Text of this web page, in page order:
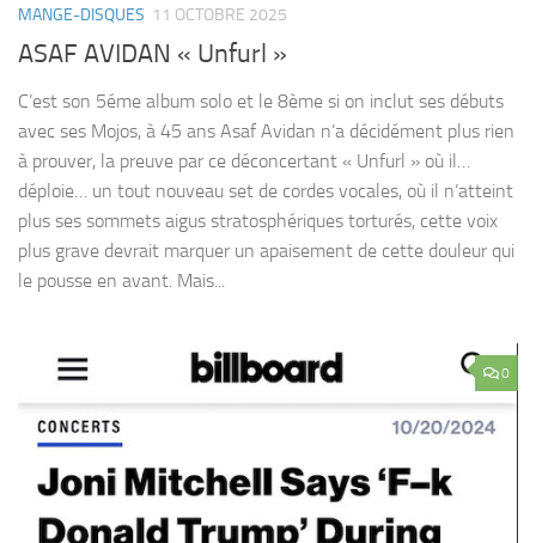
MANGE-DISQUES 11 OCTOBRE 2025
ASAF AVIDAN « Unfurl »
C’est son 5éme album solo et le 8ème si on inclut ses débuts
avec ses Mojos, à 45 ans Asaf Avidan n’a décidément plus rien
à prouver, la preuve par ce déconcertant « Unfurl » où il…
déploie… un tout nouveau set de cordes vocales, où il n’atteint
plus ses sommets aigus stratosphériques torturés, cette voix
plus grave devrait marquer un apaisement de cette douleur qui
le pousse en avant. Mais...
0